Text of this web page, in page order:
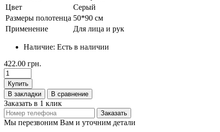
Цвет
Серый
Размеры полотенца 50*90 см
Применение
Для лица и рук
Наличие: Есть в наличии
422.00 грн.
Купить
В закладки
В сравнение
Заказать в 1 клик
Заказать
Мы перезвоним Вам и уточним детали